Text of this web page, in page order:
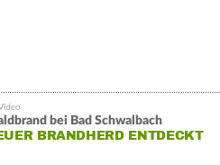
bei Bad Schwalbach
BRANDHERD ENTDECKT